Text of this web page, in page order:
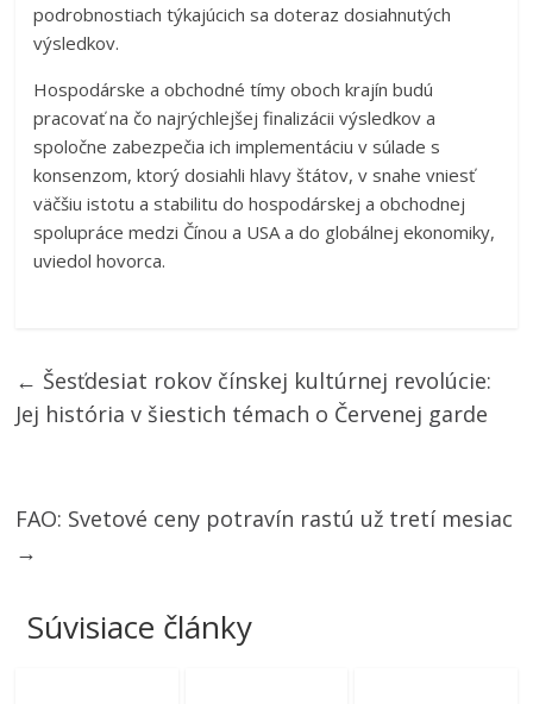
podrobnostiach týkajúcich sa doteraz dosiahnutých
výsledkov.
Hospodárske a obchodné tímy oboch krajín budú
pracovať na čo najrýchlejšej finalizácii výsledkov a
spoločne zabezpečia ich implementáciu v súlade s
konsenzom, ktorý dosiahli hlavy štátov, v snahe vniesť
väčšiu istotu a stabilitu do hospodárskej a obchodnej
spolupráce medzi Čínou a USA a do globálnej ekonomiky,
uviedol hovorca.
← Šesťdesiat rokov čínskej kultúrnej revolúcie:
Jej história v šiestich témach o Červenej garde
FAO: Svetové ceny potravín rastú už tretí mesiac
→
Súvisiace články